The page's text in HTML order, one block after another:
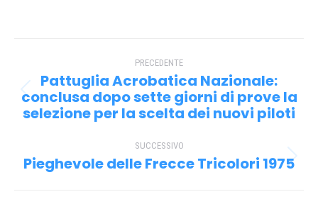
tra
post
PRECEDENTE
Post
precedente:
Pattuglia Acrobatica Nazionale:
conclusa dopo sette giorni di prove la
selezione per la scelta dei nuovi piloti
SUCCESSIVO
Prossimo
Pieghevole delle Frecce Tricolori 1975